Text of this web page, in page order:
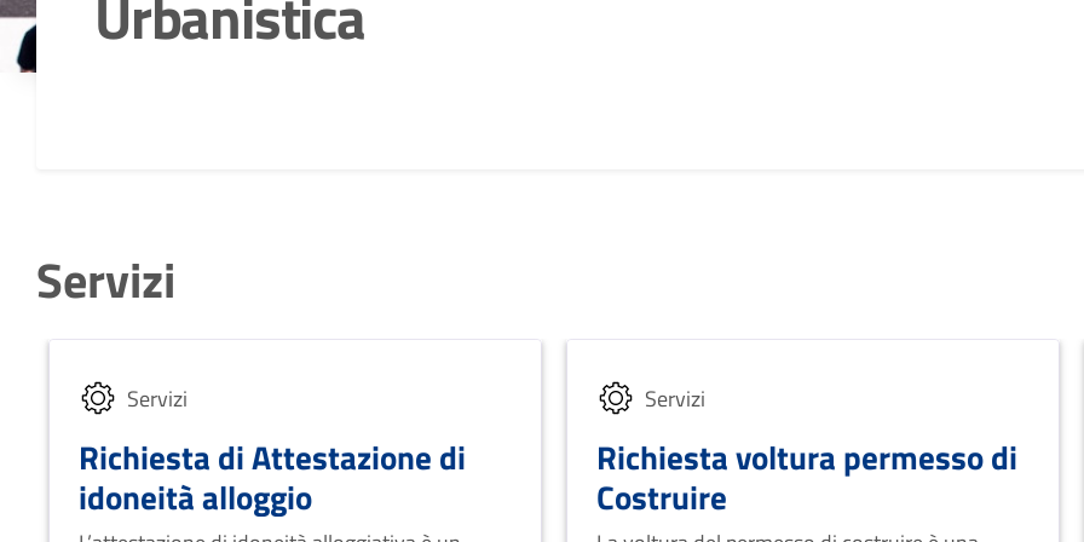
Servizi
Servizi
Richiesta di Attestazione di
idoneità alloggio
Servizi
Richiesta voltura permesso di
Costruire